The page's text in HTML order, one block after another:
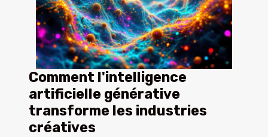
Comment l'intelligence
artificielle générative
transforme les industries
créatives